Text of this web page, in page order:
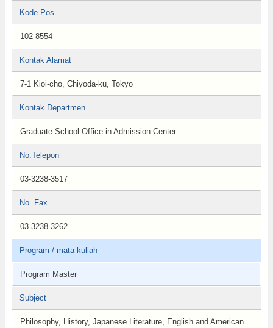
Kode Pos
102-8554
Kontak Alamat
7-1 Kioi-cho, Chiyoda-ku, Tokyo
Kontak Departmen
Graduate School Office in Admission Center
No.Telepon
03-3238-3517
No. Fax
03-3238-3262
Program / mata kuliah
Program Master
Subject
Philosophy, History, Japanese Literature, English and American